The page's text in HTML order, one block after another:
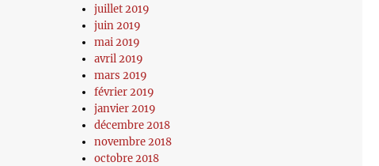
juillet 2019
juin 2019
mai 2019
avril 2019
mars 2019
février 2019
janvier 2019
décembre 2018
novembre 2018
octobre 2018